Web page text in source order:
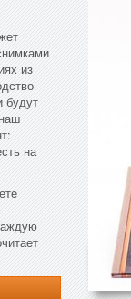
из
будут
на